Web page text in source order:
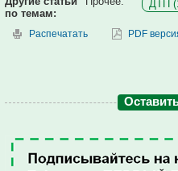
по темам:
ДТП
Распечатать PDF